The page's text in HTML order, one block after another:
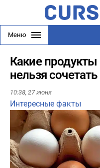
Меню
Какие продукты
нельзя
10:38, 27 июня
Интересные факты